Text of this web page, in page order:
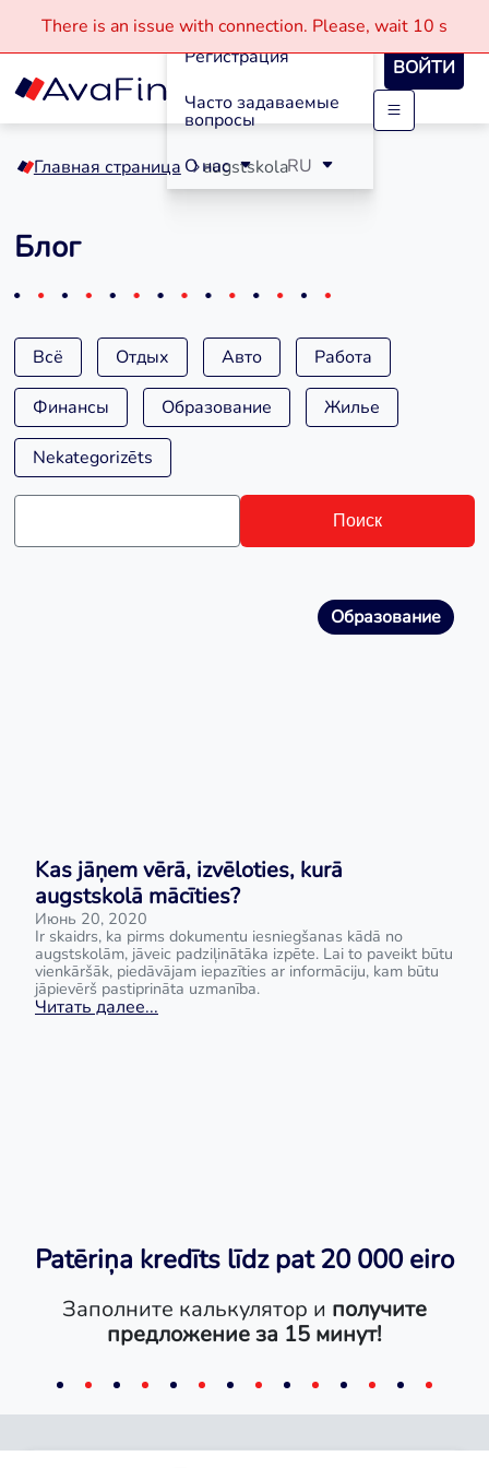
Skip
content
There is an issue with connection. Please, wait 10 s
Регистрация
Часто задаваемые
вопросы
О нас
RU
ВОЙТИ
Главная страница augstskola
Блог
Всё Отдых Авто Работа
Финансы Образование Жилье
Nekategorizēts
Поиск
Образование
Kas jāņem vērā, izvēloties, kurā
augstskolā mācīties?
Июнь 20, 2020
Ir skaidrs, ka pirms dokumentu iesniegšanas kādā no
augstskolām, jāveic padziļinātāka izpēte. Lai to paveikt būtu
vienkāršāk, piedāvājam iepazīties ar informāciju, kam būtu
jāpievērš pastiprināta uzmanība.
Читать далее...
Patēriņa kredīts līdz pat 20 000 eiro
Заполните калькулятор и получите
предложение за 15 минут!